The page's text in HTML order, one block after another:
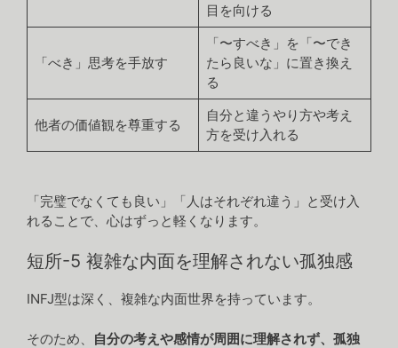
目を向ける
「べき」思考を手放す
「〜すべき」を「〜でき
たら良いな」に置き換え
る
他者の価値観を尊重する
自分と違うやり方や考え
方を受け入れる
「完璧でなくても良い」「人はそれぞれ違う」と受け入
れることで、心はずっと軽くなります。
短所-5 複雑な内面を理解されない孤独感
INFJ型は深く、複雑な内面世界を持っています。
そのため、
自分の考えや感情が周囲に理解されず、孤独